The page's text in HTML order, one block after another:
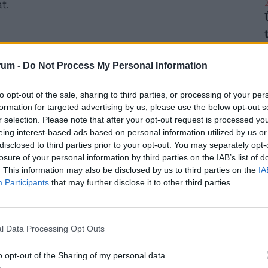
- Do Not Process My Personal Information
opt-out of the sale, sharing to third parties, or processing of your
for targeted advertising by us, please use the below opt-out
selection. Please note that after your opt-out request is processed
interest-based ads based on personal information utilized by us
to third parties prior to your opt-out. You may separately
of your personal information by third parties on the IAB’s list of
This information may also be disclosed by us to third parties on the
Participants that may further disclose it to other third parties.
Data Processing Opt Outs
opt-out of the Sharing of my personal data.
vasárnap és hétfőn az üzletek a szokásos
az üzletek zárva lesznek. Augusztus 21-
a vásárlókat.
ben augusztus 20-án
vasárnap az üzletek a szokásos
nyitvatartási rend lehet, erről érdemes
lesznek. Augusztus 21-én, szerdán a